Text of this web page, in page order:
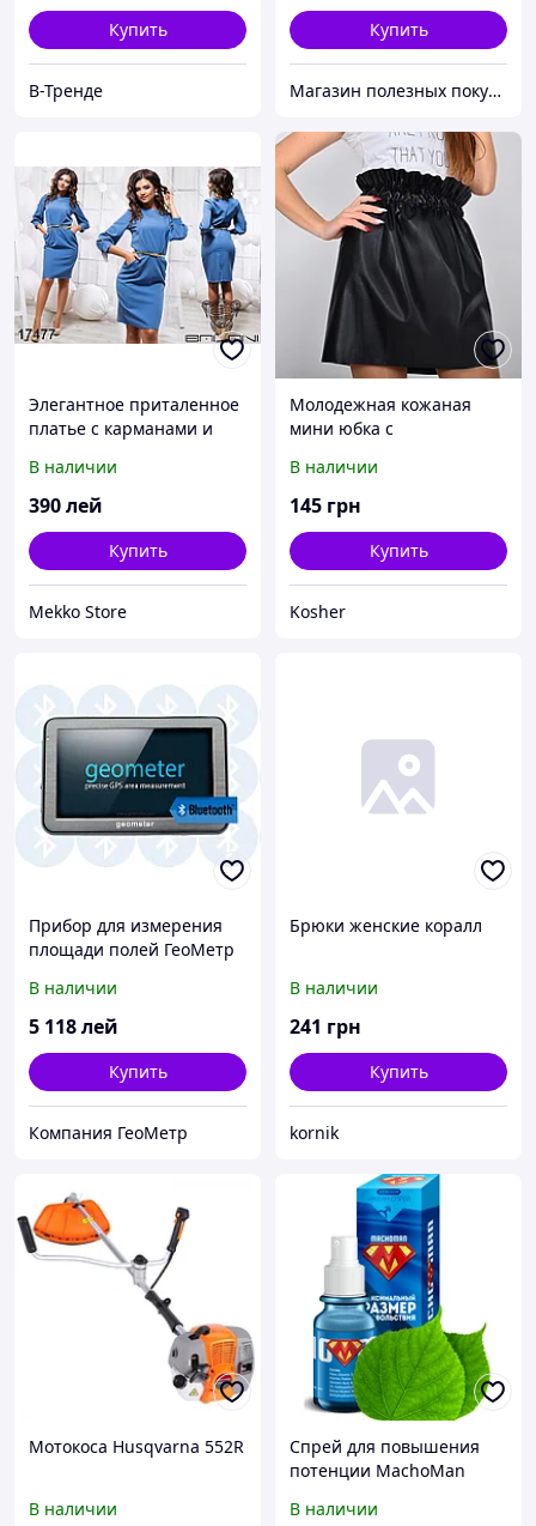
Купить
В-Тренде
Купить
Магазин полезных покупок "Goodbuy"
Элегантное приталенное
платье с карманами и
комплекте
В наличии
390лей
Купить
Mekko Store
Молодежная кожаная
мини юбка с
поясе
В наличии
145 грн
Купить
Kosher
Прибор для измерения
площади полей ГеоМетр
В наличии
5 118лей
Купить
Компания ГеоМетр
Брюки женские коралл
В наличии
241 грн
Купить
kornik
Мотокоса Husqvarna 552R
В наличии
Спрей для повышения
потенции MachoMan
В наличии